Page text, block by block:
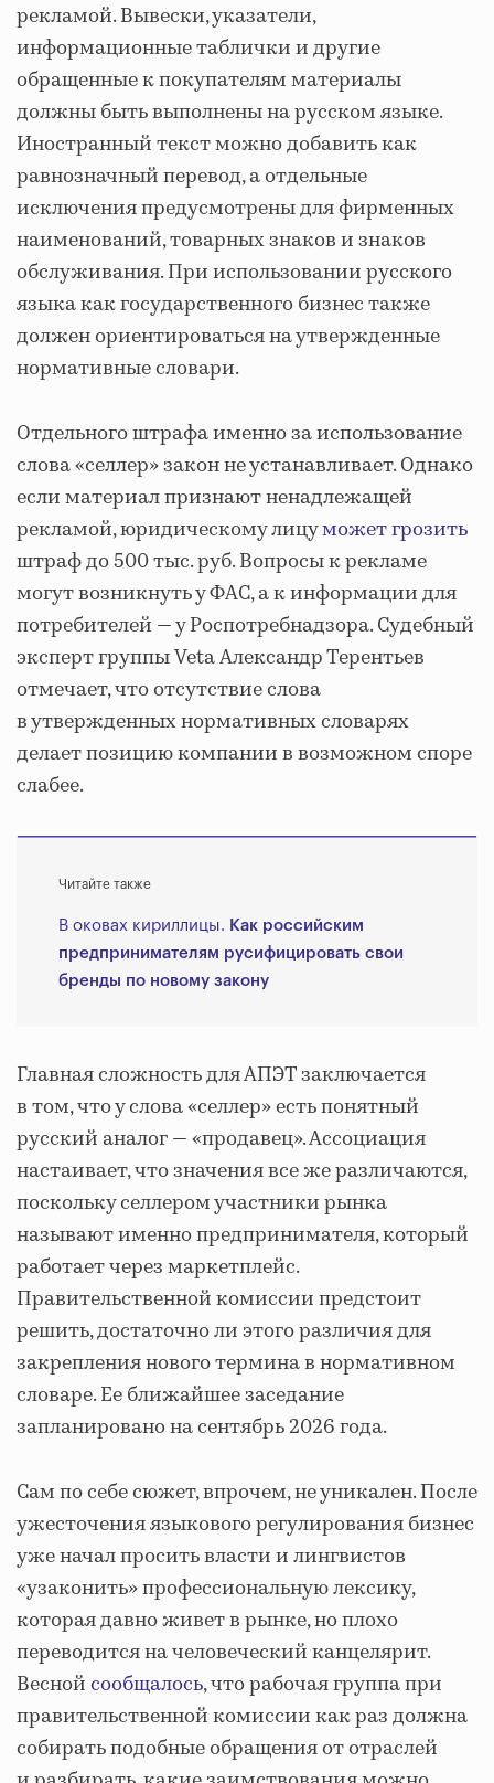
рекламой. Вывески, указатели,
информационные таблички и другие
обращенные к покупателям материалы
должны быть выполнены на русском языке.
Иностранный текст можно добавить как
равнозначный перевод, а отдельные
исключения предусмотрены для фирменных
наименований, товарных знаков и знаков
обслуживания. При использовании русского
языка как государственного бизнес также
должен ориентироваться на утвержденные
нормативные словари.
Отдельного штрафа именно за использование
слова «селлер» закон не устанавливает. Однако
если материал признают ненадлежащей
рекламой, юридическому лицуможет грозить
штраф до 500 тыс. руб. Вопросы к рекламе
могут возникнуть у ФАС, а к информации для
потребителей — у Роспотребнадзора. Судебный
эксперт группы Veta Александр Терентьев
отмечает, что отсутствие слова
в утвержденных нормативных словарях
делает позицию компании в возможном споре
слабее.
Читайте также
В оковах кириллицы. Как российским
предпринимателям русифицировать свои
бренды по новому закону
Главная сложность для АПЭТ заключается
в том, что у слова «селлер» есть понятный
русский аналог — «продавец». Ассоциация
настаивает, что значения все же различаются,
поскольку селлером участники рынка
называют именно предпринимателя, который
работает через маркетплейс.
Правительственной комиссии предстоит
решить, достаточно ли этого различия для
закрепления нового термина в нормативном
словаре. Ее ближайшее заседание
запланировано на сентябрь 2026 года.
Сам по себе сюжет, впрочем, не уникален. После
ужесточения языкового регулирования бизнес
уже начал просить власти и лингвистов
«узаконить» профессиональную лексику,
которая давно живет в рынке, но плохо
переводится на человеческий канцелярит.
Веснойсообщалось, что рабочая группа при
правительственной комиссии как раз должна
собирать подобные обращения от отраслей